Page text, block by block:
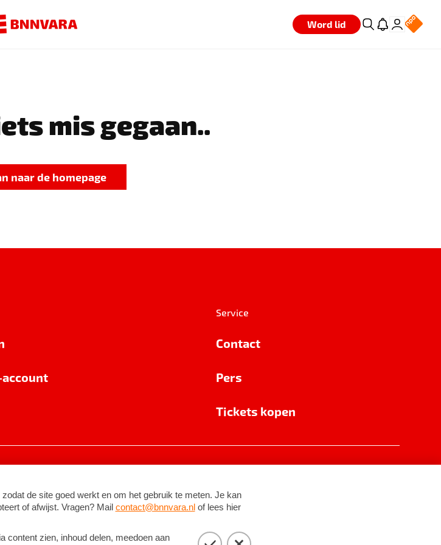
Word lid
mis gegaan..
naar de homepage
account
Service
Contact
Pers
Tickets kopen
BNNVARA